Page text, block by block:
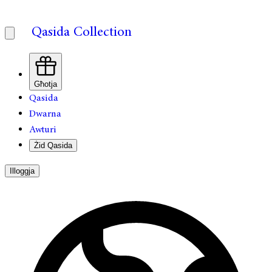
Qasida Collection
Għotja
Qasida
Dwarna
Awturi
Żid Qasida
Illoggja